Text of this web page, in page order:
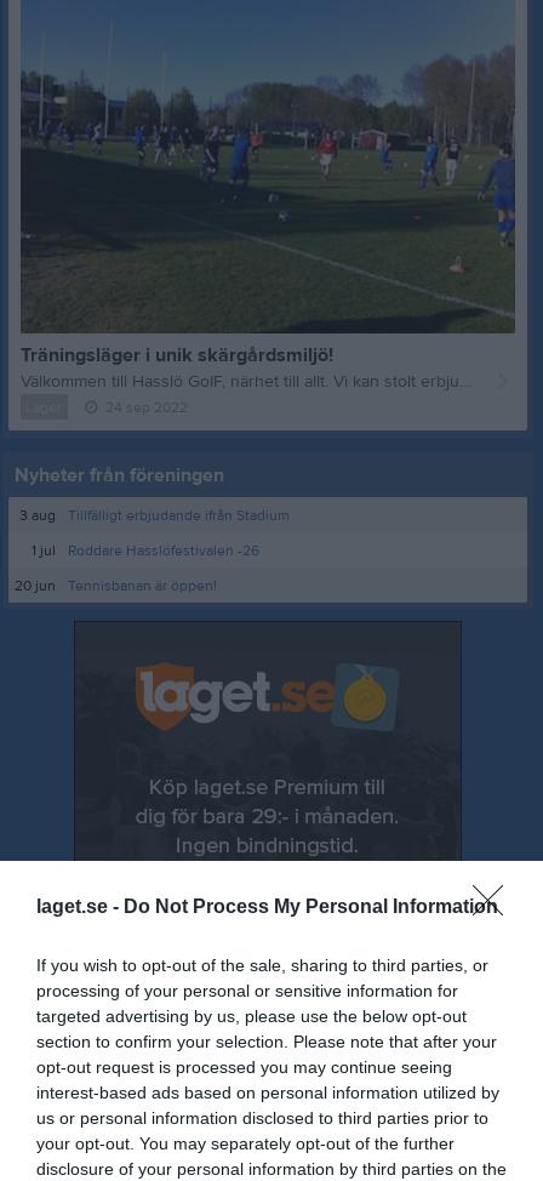
laget.se - Do Not Process My Personal Information
If you wish to opt-out of the sale, sharing to third parties, or
processing of your personal or sensitive information for
targeted advertising by us, please use the below opt-out
section to confirm your selection. Please note that after your
opt-out request is processed you may continue seeing
interest-based ads based on personal information utilized by
us or personal information disclosed to third parties prior to
your opt-out. You may separately opt-out of the further
disclosure of your personal information by third parties on the
Träningsläger i unik skärgårdsmiljö!
Välkommen till Hasslö GoIF, närhet till allt. Vi kan stolt erbjuda dig och din klubb oförglömliga dagar hos oss. Vi arrangerar exempelvis läger med helpension inklusive två träningspass dagligen på utmärkta gräsplaner. I vårt ordinarie lägerutbud finns ungdomsläger för upp till 150 deltagare. Vår anläggning ligger mitt på ön med närhet till affär, pizzeria och bad. Allt ni behöver finns på gångavstånd. Planerna som finns att tillgå är två fullstora gräsplaner, en fullstor grusplan, samt en mindre (7-manna) gräsplan. Planerna går att utnyttja tidigt på året. Det finns även 4 omklädningsrum, bastu, tvättrum med tillgång till tvättmaskin och torktumlare. Vi kan också erbjuda tennisbana och gym. Boende ordnas i föreningens vandrarhem vilket har 29 bäddar (9 rum). Utöver det finns det möjlighet till förläggning i sovsal i tilliggande Folkets Hus. Vi har ett gott samarbete med lokala matleverantörer som levererar mat till våra läger. I Folkets Hus finns det matsal, med tillhörande storkök samt en stor lokal. Självklart skräddarsyr vi arrangemanget efter era behov, vi kan till exempel ordna träningsmatcher om så önskas. Hör gärna av er för mer information. Oavsett ert behov – vi är lyhörda och flexibla och ser till att ni får en givande upplevelse som stärker såväl individ som grupp! //Lägergruppen Kontakt: lager@hasslogoif.com
Nyheter från föreningen
3 aug
Tillfälligt erbjudande ifrån Stadium
1 jul
Roddare Hasslöfestivalen -26
20 jun
Tennisbanan är öppen!
Senast uppdaterade album